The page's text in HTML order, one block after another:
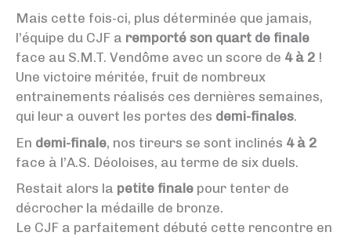
Mais cette fois-ci, plus déterminée que jamais,
l’équipe du CJF a remporté son quart de finale
face au S.M.T. Vendôme avec un score de 4 à 2 !
Une victoire méritée, fruit de nombreux
entrainements réalisés ces dernières semaines,
qui leur a ouvert les portes des demi-finales.
En demi-finale, nos tireurs se sont inclinés 4 à 2
face à l’A.S. Déoloises, au terme de six duels.
Restait alors la petite finale pour tenter de
décrocher la médaille de bronze.
Le CJF a parfaitement débuté cette rencontre en